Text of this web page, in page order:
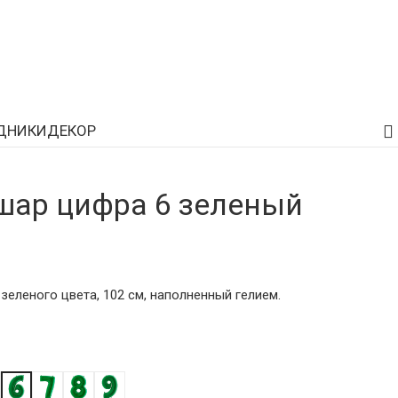
ДЕКОР
цифра 6 зеленый
цвета, 102 см, наполненный гелием.